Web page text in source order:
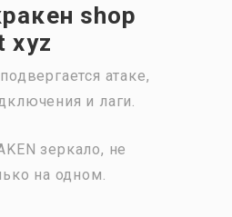
shop
xyz
атаке,
и лаги.
зеркало, не
на одном.